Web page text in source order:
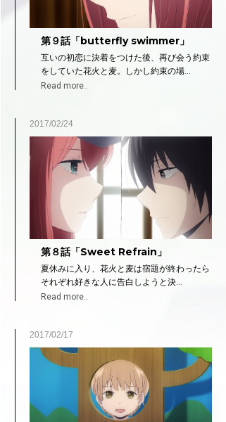
第９話「butterfly swimmer」
互いの初恋に決着をつけた後、再び会う約束
をしていた花火と麦。しかし約束の場...
Read more..
2017/02/24
第８話「Sweet Refrain」
夏休みに入り、花火と麦は宿題が終わったら
それぞれ好きな人に告白しようと決...
Read more..
2017/02/17